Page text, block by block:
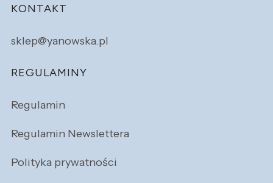
Linki w stopce
KONTAKT
sklep@yanowska.pl
REGULAMINY
Regulamin
Regulamin Newslettera
Polityka prywatności